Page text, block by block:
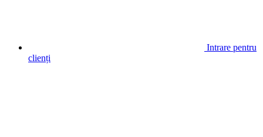
Intrare pentru
clienți